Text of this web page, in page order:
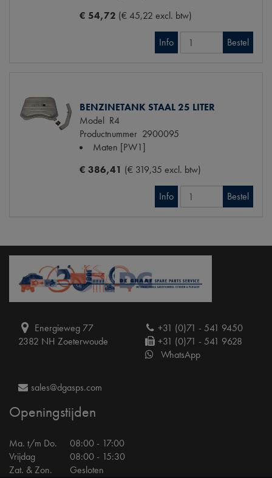
€ 54,72 (€ 45,22 excl. btw)
Info Bestel
BENZINETANK STAAL 25 LITER
Model R4
Productnummer 2900095
Maten [PW1]
€ 386,41 (€ 319,35 excl. btw)
Info Bestel
Energieweg 77
2382 NH Zoeterwoude
+31 (0)71 - 541 9450
+31 (0)71 - 541 9628
WhatsApp
sales@dgasps.com
Openingstijden
Ma. t/m Do.
08:00 - 17:00
Vrijdag
08:00 - 15:30
Zat. & Zon.
Gesloten